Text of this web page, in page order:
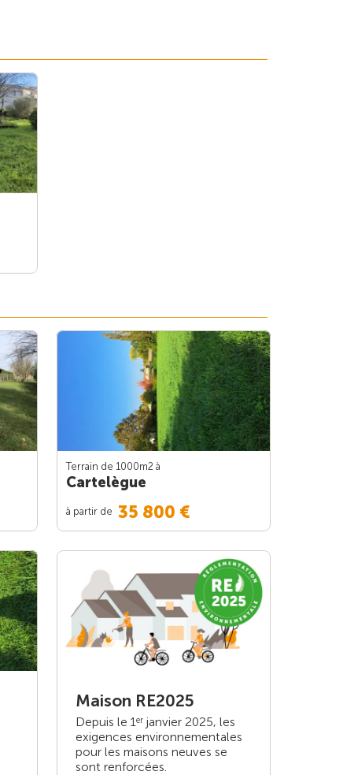
Terrain de 1000m2 à
Cartelègue
à partir de 35 800 €
Maison RE2025
Depuis le 1 er janvier 2025, les
exigences environnementales
pour les maisons neuves se
sont renforcées.